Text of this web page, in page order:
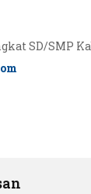
SD/SMP